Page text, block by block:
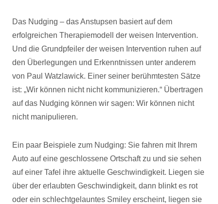
Das Nudging – das Anstupsen basiert auf dem
erfolgreichen Therapiemodell der weisen Intervention.
Und die Grundpfeiler der weisen Intervention ruhen auf
den Überlegungen und Erkenntnissen unter anderem
von Paul Watzlawick. Einer seiner berühmtesten Sätze
ist: „Wir können nicht nicht kommunizieren.“ Übertragen
auf das Nudging können wir sagen: Wir können nicht
nicht manipulieren.
Ein paar Beispiele zum Nudging: Sie fahren mit Ihrem
Auto auf eine geschlossene Ortschaft zu und sie sehen
auf einer Tafel ihre aktuelle Geschwindigkeit. Liegen sie
über der erlaubten Geschwindigkeit, dann blinkt es rot
oder ein schlechtgelauntes Smiley erscheint, liegen sie